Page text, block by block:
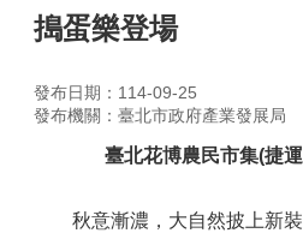
搗蛋樂登場
發布日期：114-09-25
發布機關：臺北市政府產業發展局
臺北花博農民市集(捷
秋意漸濃，大自然披上新裝